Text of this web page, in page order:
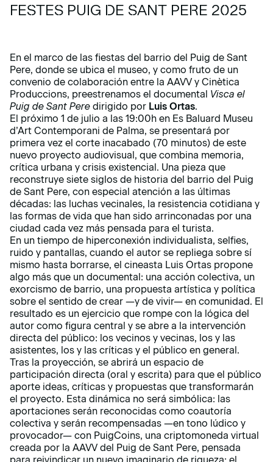
FESTES PUIG DE SANT PERE 2025
En el marco de las fiestas del barrio del Puig de Sant
Pere, donde se ubica el museo, y como fruto de un
convenio de colaboración entre la AAVV y Cinètica
Produccions, preestrenamos el documental Visca el
Puig de Sant Pere dirigido por Luis Ortas.
El próximo 1 de julio a las 19:00h en Es Baluard Museu
d’Art Contemporani de Palma, se presentará por
primera vez el corte inacabado (70 minutos) de este
nuevo proyecto audiovisual, que combina memoria,
crítica urbana y crisis existencial. Una pieza que
reconstruye siete siglos de historia del barrio del Puig
de Sant Pere, con especial atención a las últimas
décadas: las luchas vecinales, la resistencia cotidiana y
las formas de vida que han sido arrinconadas por una
ciudad cada vez más pensada para el turista.
En un tiempo de hiperconexión individualista, selfies,
ruido y pantallas, cuando el autor se repliega sobre sí
mismo hasta borrarse, el cineasta Luis Ortas propone
algo más que un documental: una acción colectiva, un
exorcismo de barrio, una propuesta artística y política
sobre el sentido de crear —y de vivir— en comunidad. El
resultado es un ejercicio que rompe con la lógica del
autor como figura central y se abre a la intervención
directa del público: los vecinos y vecinas, los y las
asistentes, los y las críticas y el público en general.
Tras la proyección, se abrirá un espacio de
participación directa (oral y escrita) para que el público
aporte ideas, críticas y propuestas que transformarán
el proyecto. Esta dinámica no será simbólica: las
aportaciones serán reconocidas como coautoría
colectiva y serán recompensadas —en tono lúdico y
provocador— con PuigCoins, una criptomoneda virtual
creada por la AAVV del Puig de Sant Pere, pensada